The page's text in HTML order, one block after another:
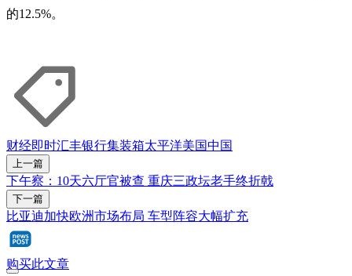
的12.5%。
财经即时汇丰银行集装箱太平洋美国中国
上一篇
下午察：10天六厅官被查 重庆三政坛老手终折戟
下一篇
比亚迪加快欧洲市场布局 车型阵容大幅扩充
购买此文章